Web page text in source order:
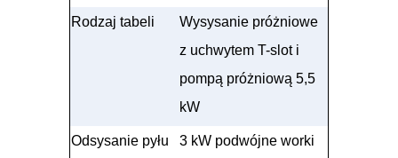
Rodzaj tabeli
Wysysanie próżniowe
z uchwytem T-slot i
pompą próżniową 5,5
kW
Odsysanie pyłu 3 kW podwójne worki